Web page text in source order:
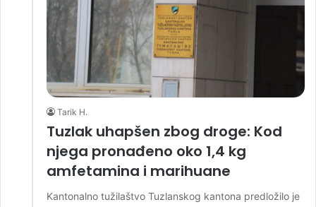
Tarik H.
Tuzlak uhapšen zbog droge: Kod
njega pronađeno oko 1,4 kg
amfetamina i marihuane
Kantonalno tužilaštvo Tuzlanskog kantona predložilo je